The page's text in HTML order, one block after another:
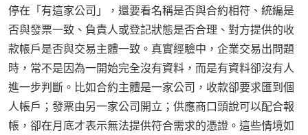
停在「有這家公司」，還要看名稱是否與合約相符、統編是
否與發票一致、負責人或登記狀態是否合理、對方提供的收
款帳戶是否與交易主體一致。真實經驗中，企業交易出問題
時，常不是因為一開始完全沒有資料，而是有資料卻沒有人
進一步判斷。比如合約主體是一家公司，收款卻要求匯到個
人帳戶；發票由另一家公司開立；供應商口頭說可以配合報
帳，卻在月底才表示無法提供符合需求的憑證。這些情境如